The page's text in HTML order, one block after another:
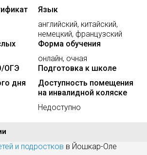
Язык
английский, китайский,
немецкий, французский
Форма обучения
онлайн, очная
ОГЭ
Подготовка к школе
дня
Доступность помещения
на инвалидной коляске
Недоступно
и подростков в Йошкар-Оле